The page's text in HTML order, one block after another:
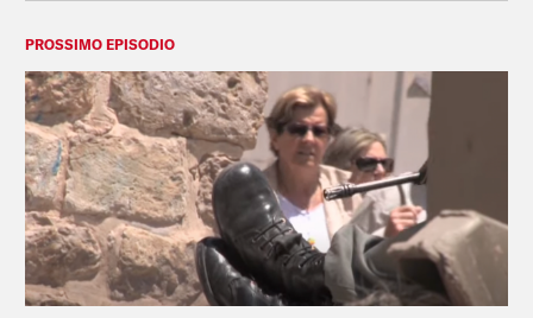
PROSSIMO EPISODIO